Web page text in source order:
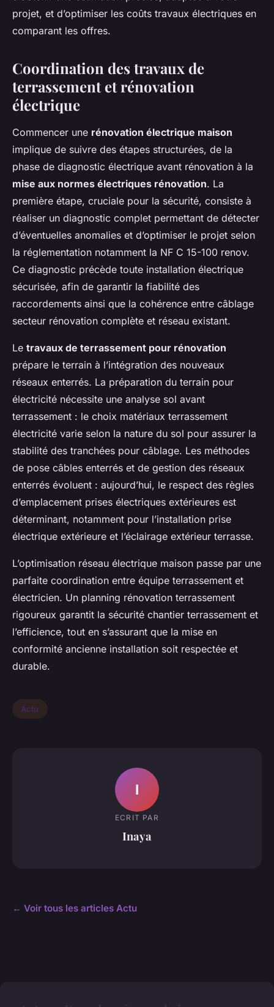
projet, et d’optimiser les coûts travaux électriques en
comparant les offres.
Coordination des travaux de
terrassement et rénovation
électrique
Commencer une rénovation électrique maison
implique de suivre des étapes structurées, de la
phase de diagnostic électrique avant rénovation à la
mise aux normes électriques rénovation. La
première étape, cruciale pour la sécurité, consiste à
réaliser un diagnostic complet permettant de détecter
d’éventuelles anomalies et d’optimiser le projet selon
la réglementation notamment la NF C 15-100 renov.
Ce diagnostic précède toute installation électrique
sécurisée, afin de garantir la fiabilité des
raccordements ainsi que la cohérence entre câblage
secteur rénovation complète et réseau existant.
Le travaux de terrassement pour rénovation
prépare le terrain à l’intégration des nouveaux
réseaux enterrés. La préparation du terrain pour
électricité nécessite une analyse sol avant
terrassement : le choix matériaux terrassement
électricité varie selon la nature du sol pour assurer la
stabilité des tranchées pour câblage. Les méthodes
de pose câbles enterrés et de gestion des réseaux
enterrés évoluent : aujourd’hui, le respect des règles
d’emplacement prises électriques extérieures est
déterminant, notamment pour l’installation prise
électrique extérieure et l’éclairage extérieur terrasse.
L’optimisation réseau électrique maison passe par une
parfaite coordination entre équipe terrassement et
électricien. Un planning rénovation terrassement
rigoureux garantit la sécurité chantier terrassement et
l’efficience, tout en s’assurant que la mise en
conformité ancienne installation soit respectée et
durable.
Actu
I
ECRIT PAR
Inaya
← Voir tous les articles Actu